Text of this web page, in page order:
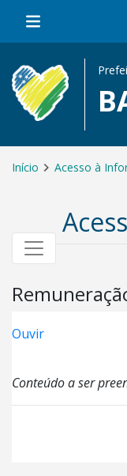
Início Acesso à
Ouvir
Conteúdo a ser